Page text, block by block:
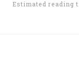
Estimated reading